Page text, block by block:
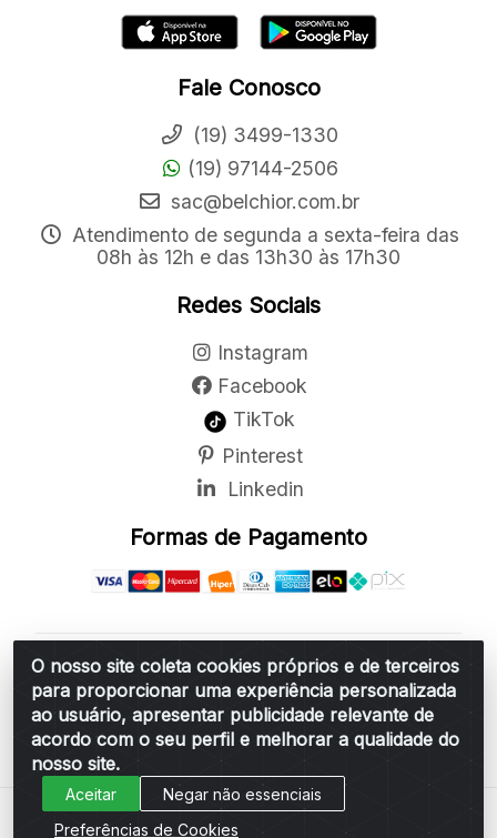
O nosso site coleta cookies próprios e de terceiros
para proporcionar uma experiência personalizada
ao usuário, apresentar publicidade relevante de
acordo com o seu perfil e melhorar a qualidade do
nosso site.
Aceitar
Negar não essenciais
Preferências de Cookies
Fale Conosco
(19) 3499-1330
(19) 97144-2506
sac@belchior.com.br
Atendimento de segunda a sexta-feira das
08h às 12h e das 13h30 às 17h30
Redes Sociais
Instagram
Facebook
TikTok
Pinterest
Linkedin
Formas de Pagamento
Belchior Cortinas e Acessórios LTDA - R: Rua
Vereador Sérgio Leopoldino Alves, 876 - Santa
Bárbara d'Oeste/SP - CEP 13.456-166 - CNPJ
06.314.073/0001-34